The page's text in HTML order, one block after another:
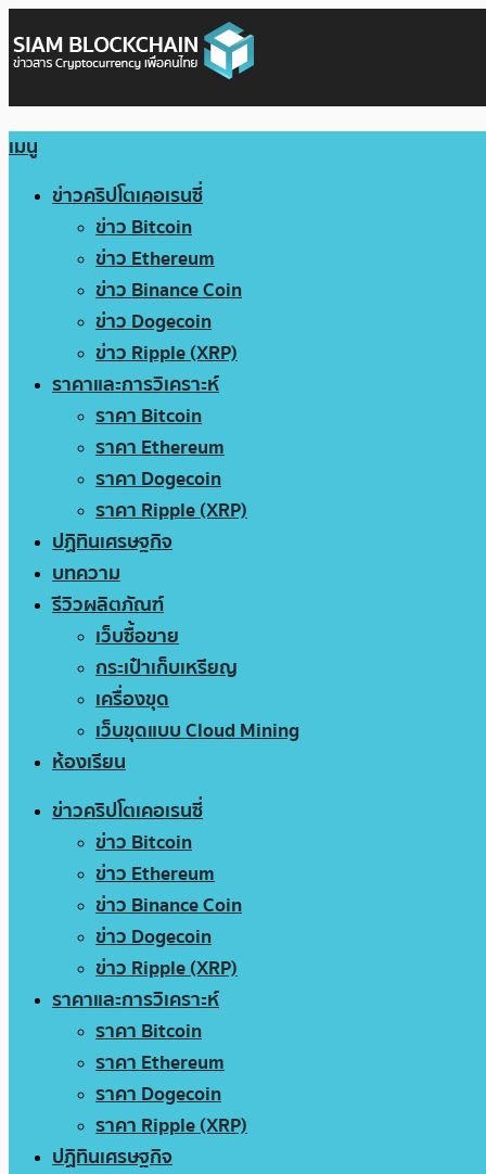
เมนู
ข่าวคริปโตเคอเรนซี่
ข่าว Bitcoin
ข่าว Ethereum
ข่าว Binance Coin
ข่าว Dogecoin
ข่าว Ripple (XRP)
ราคาและการวิเคราะห์
ราคา Bitcoin
ราคา Ethereum
ราคา Dogecoin
ราคา Ripple (XRP)
ปฏิทินเศรษฐกิจ
บทความ
รีวิวผลิตภัณฑ์
เว็บซื้อขาย
กระเป๋าเก็บเหรียญ
เครื่องขุด
เว็บขุดแบบ Cloud Mining
ห้องเรียน
ข่าวคริปโตเคอเรนซี่
ข่าว Bitcoin
ข่าว Ethereum
ข่าว Binance Coin
ข่าว Dogecoin
ข่าว Ripple (XRP)
ราคาและการวิเคราะห์
ราคา Bitcoin
ราคา Ethereum
ราคา Dogecoin
ราคา Ripple (XRP)
ปฏิทินเศรษฐกิจ